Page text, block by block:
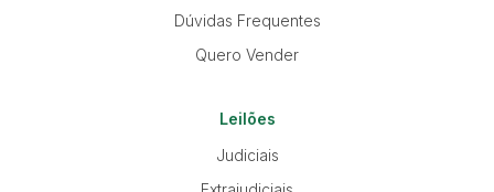
Dúvidas Frequentes
Quero Vender
Leilões
Judiciais